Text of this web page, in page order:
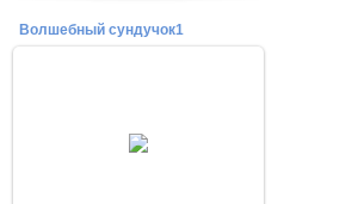
Волшебный сундучок1
(справа) и Мария Романова. Фото